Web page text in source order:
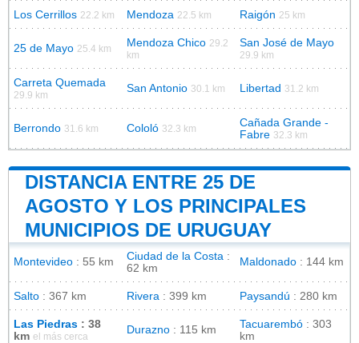
Los Cerrillos 22.2 km Mendoza 22.5 km Raigón 25 km
25 de Mayo 25.4 km Mendoza Chico 29.2
km
San José de Mayo
29.9 km
Carreta Quemada
29.9 km
San Antonio 30.1 km Libertad 31.2 km
Berrondo 31.6 km Cololó 32.3 km
Cañada Grande -
Fabre 32.3 km
DISTANCIA ENTRE 25 DE
AGOSTO Y LOS PRINCIPALES
MUNICIPIOS DE URUGUAY
Montevideo : 55 km Ciudad de la Costa :
62 km
Maldonado : 144 km
Salto : 367 km Rivera : 399 km Paysandú : 280 km
Las Piedras : 38
km el más cerca
Durazno : 115 km Tacuarembó : 303
km